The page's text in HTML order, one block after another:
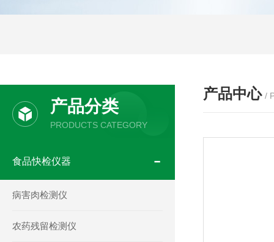
产品中心 /
产品分类
PRODUCTS CATEGORY
食品快检仪器
病害肉检测仪
农药残留检测仪